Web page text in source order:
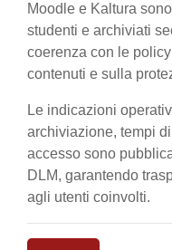
Moodle e Kaltura
studenti e archiviati
coerenza con le
contenuti e sulla
Le indicazioni
archiviazione, tempi
accesso sono
DLM, garantendo
agli utenti coinvolti.